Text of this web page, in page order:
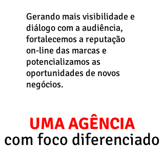
Gerando mais visibilidade e
diálogo com a audiência,
fortalecemos a reputação
on-line das marcas e
potencializamos as
oportunidades de novos
negócios.
UMA AGÊNCIA
com foco diferenciado